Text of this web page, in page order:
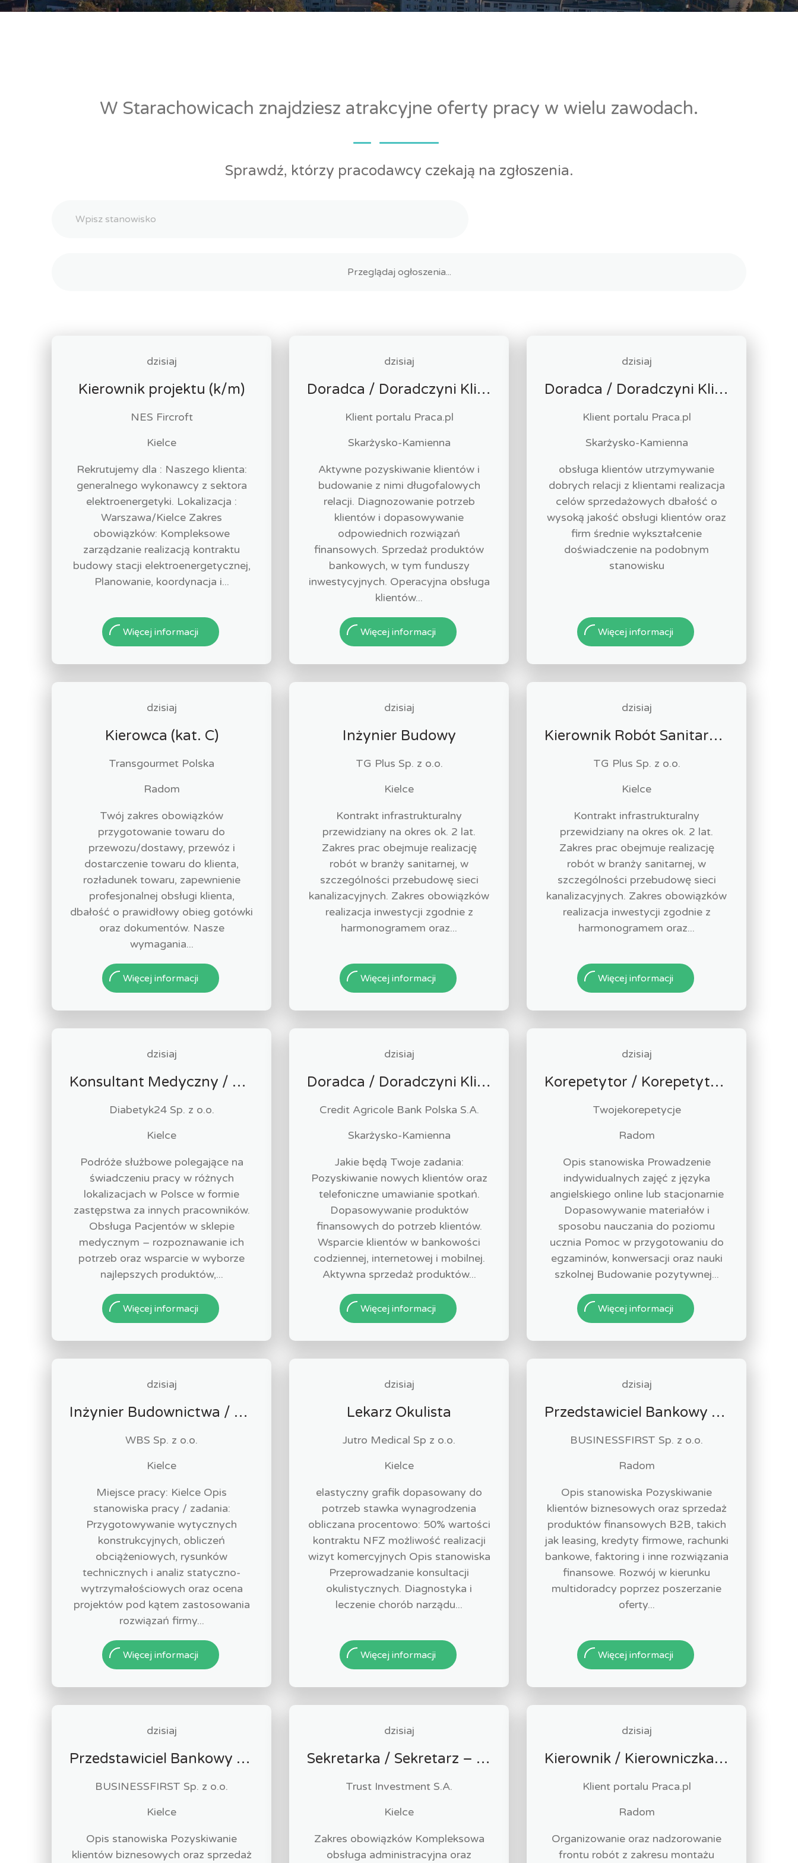
W Starachowicach znajdziesz atrakcyjne oferty pracy w wielu zawodach.
Sprawdź, którzy pracodawcy czekają na zgłoszenia.
dzisiaj
Kierownik projektu (k/m)
NES Fircroft
Kielce
Rekrutujemy dla : Naszego klienta:
generalnego wykonawcy z sektora
elektroenergetyki. Lokalizacja :
Warszawa/Kielce Zakres
obowiązków: Kompleksowe
zarządzanie realizacją kontraktu
budowy stacji elektroenergetycznej,
Planowanie, koordynacja i...
Więcej informacji
dzisiaj
Doradca / Doradczyni Klienta – branża finansowa
Klient portalu Praca.pl
Skarżysko-Kamienna
Aktywne pozyskiwanie klientów i
budowanie z nimi długofalowych
relacji. Diagnozowanie potrzeb
klientów i dopasowywanie
odpowiednich rozwiązań
finansowych. Sprzedaż produktów
bankowych, w tym funduszy
inwestycyjnych. Operacyjna obsługa
klientów...
Więcej informacji
dzisiaj
Doradca / Doradczyni Klienta (bankowość)
Klient portalu Praca.pl
Skarżysko-Kamienna
obsługa klientów utrzymywanie
dobrych relacji z klientami realizacja
celów sprzedażowych dbałość o
wysoką jakość obsługi klientów oraz
firm średnie wykształcenie
doświadczenie na podobnym
stanowisku
Więcej informacji
dzisiaj
Kierowca (kat. C)
Transgourmet Polska
Radom
Twój zakres obowiązków
przygotowanie towaru do
przewozu/dostawy, przewóz i
dostarczenie towaru do klienta,
rozładunek towaru, zapewnienie
profesjonalnej obsługi klienta,
dbałość o prawidłowy obieg gotówki
oraz dokumentów. Nasze
wymagania...
Więcej informacji
dzisiaj
Inżynier Budowy
TG Plus Sp. z o.o.
Kielce
Kontrakt infrastrukturalny
przewidziany na okres ok. 2 lat.
Zakres prac obejmuje realizację
robót w branży sanitarnej, w
szczególności przebudowę sieci
kanalizacyjnych. Zakres obowiązków
realizacja inwestycji zgodnie z
harmonogramem oraz...
Więcej informacji
dzisiaj
Kierownik Robót Sanitarnych
TG Plus Sp. z o.o.
Kielce
Kontrakt infrastrukturalny
przewidziany na okres ok. 2 lat.
Zakres prac obejmuje realizację
robót w branży sanitarnej, w
szczególności przebudowę sieci
kanalizacyjnych. Zakres obowiązków
realizacja inwestycji zgodnie z
harmonogramem oraz...
Więcej informacji
dzisiaj
Konsultant Medyczny / Konsultantka Medyczna w sklepie medycznym (Fizjoterapeuta, Technik farmaceutyczny, Technik ortopeda)
Diabetyk24 Sp. z o.o.
Kielce
Podróże służbowe polegające na
świadczeniu pracy w różnych
lokalizacjach w Polsce w formie
zastępstwa za innych pracowników.
Obsługa Pacjentów w sklepie
medycznym – rozpoznawanie ich
potrzeb oraz wsparcie w wyborze
najlepszych produktów,...
Więcej informacji
dzisiaj
Doradca / Doradczyni Klienta
Credit Agricole Bank Polska S.A.
Skarżysko-Kamienna
Jakie będą Twoje zadania:
Pozyskiwanie nowych klientów oraz
telefoniczne umawianie spotkań.
Dopasowywanie produktów
finansowych do potrzeb klientów.
Wsparcie klientów w bankowości
codziennej, internetowej i mobilnej.
Aktywna sprzedaż produktów...
Więcej informacji
dzisiaj
Korepetytor / Korepetytorka języka angielskiego
Twojekorepetycje
Radom
Opis stanowiska Prowadzenie
indywidualnych zajęć z języka
angielskiego online lub stacjonarnie
Dopasowywanie materiałów i
sposobu nauczania do poziomu
ucznia Pomoc w przygotowaniu do
egzaminów, konwersacji oraz nauki
szkolnej Budowanie pozytywnej...
Więcej informacji
dzisiaj
Inżynier Budownictwa / Konstruktor (k/m/n)
WBS Sp. z o.o.
Kielce
Miejsce pracy: Kielce Opis
stanowiska pracy / zadania:
Przygotowywanie wytycznych
konstrukcyjnych, obliczeń
obciążeniowych, rysunków
technicznych i analiz statyczno-
wytrzymałościowych oraz ocena
projektów pod kątem zastosowania
rozwiązań firmy...
Więcej informacji
dzisiaj
Lekarz Okulista
Jutro Medical Sp z o.o.
Kielce
elastyczny grafik dopasowany do
potrzeb stawka wynagrodzenia
obliczana procentowo: 50% wartości
kontraktu NFZ możliwość realizacji
wizyt komercyjnych Opis stanowiska
Przeprowadzanie konsultacji
okulistycznych. Diagnostyka i
leczenie chorób narządu...
Więcej informacji
dzisiaj
Przedstawiciel Bankowy / Przedstawicielka Bankowa sektor MŚP
BUSINESSFIRST Sp. z o.o.
Radom
Opis stanowiska Pozyskiwanie
klientów biznesowych oraz sprzedaż
produktów finansowych B2B, takich
jak leasing, kredyty firmowe, rachunki
bankowe, faktoring i inne rozwiązania
finansowe. Rozwój w kierunku
multidoradcy poprzez poszerzanie
oferty...
Więcej informacji
dzisiaj
Przedstawiciel Bankowy / Przedstawicielka Bankowa sektor MŚP
BUSINESSFIRST Sp. z o.o.
Kielce
Opis stanowiska Pozyskiwanie
klientów biznesowych oraz sprzedaż
dzisiaj
Sekretarka / Sekretarz – Obsługa biura
Trust Investment S.A.
Kielce
Zakres obowiązków Kompleksowa
obsługa administracyjna oraz
dzisiaj
Kierownik / Kierowniczka Robót Technologicznych i Przemysłowych
Klient portalu Praca.pl
Radom
Organizowanie oraz nadzorowanie
frontu robót z zakresu montażu